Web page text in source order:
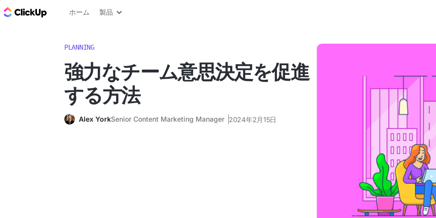
ClickUp ブログ
ホーム 製品
PLANNING
強力なチーム意思決定を促進
する方法
Alex YorkSenior Content Marketing Manager 2024年2月15日